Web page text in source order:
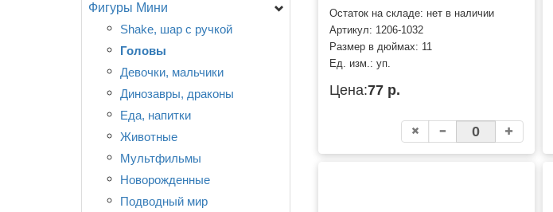
CTI - США
GR - Италия
CN - Китай
Разное
Специальные
Новорождённым
Разное
Любовь, свадьба.
Детская тематика,
мультфильмы.
События, праздники.
Смайлы, улыбки.
Поздравляю!
Головы
Девочки, мальчики...
День рождения
Еда, напитки
Животные
Любовь, свадьба
Морские обитатели
Мультфильмы, сказки ...
Новорождённые
Птицы, насекомые
Фигуры Мини
Shake, шар с ручкой
Головы
Девочки, мальчики
Динозавры, драконы
Еда, напитки
Животные
Мультфильмы
Новорожденные
Подводный мир
Остаток на складе: нет в наличии
Артикул: 1206-1032
Размер в дюймах: 11
Ед. изм.: уп.
Цена:77 р.